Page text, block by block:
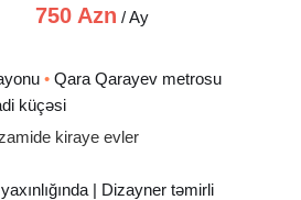
750 Azn / Ay
• Qara Qarayev metrosu
küçəsi
kiraye evler
| Dizayner təmirli